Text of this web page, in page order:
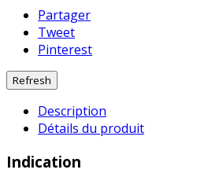
Partager
Tweet
Pinterest
Description
Détails du produit
Indication